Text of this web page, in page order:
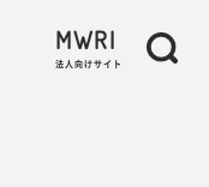
MWRI
法人向けサイト